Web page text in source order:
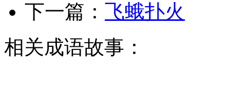
下一篇： 飞蛾扑火
相关成语故事：